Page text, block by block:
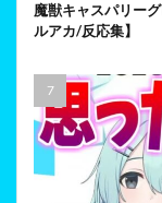
魔獣キャスパリー
ルアカ/反応集】